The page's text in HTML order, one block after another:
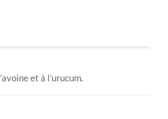
et à l’urucum.